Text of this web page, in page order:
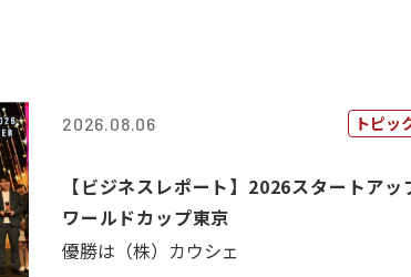
2026.08.06 トピッ
【ビジネスレポート】2026スタートアッ
ワールドカップ東京
優勝は（株）カウシェ